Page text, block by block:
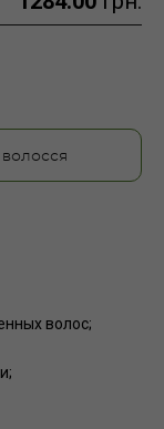
волос;